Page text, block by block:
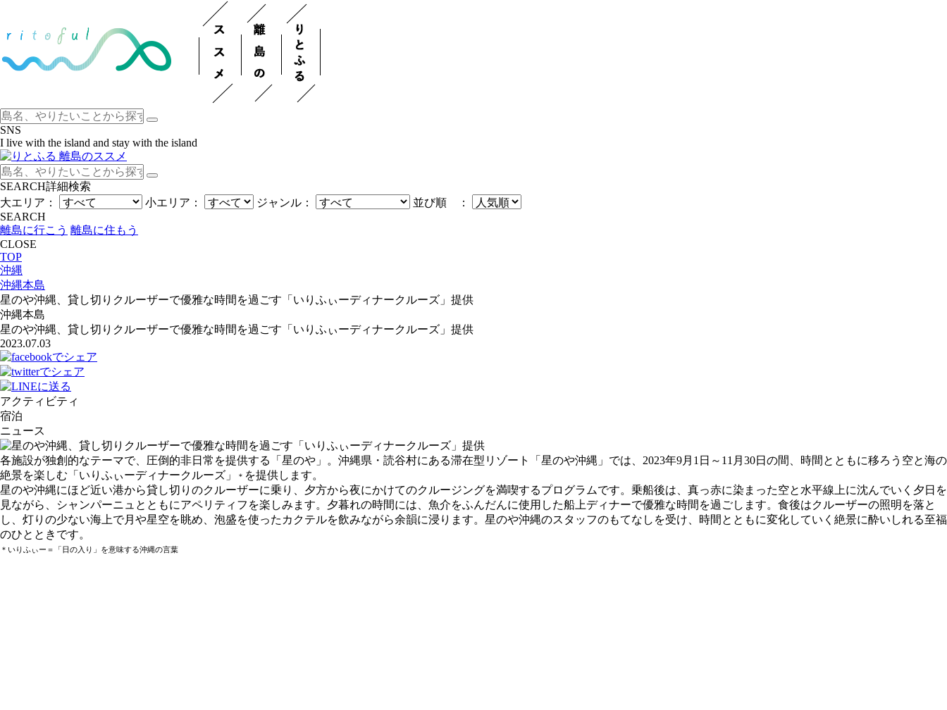
SNS
I live with the island and stay with the island
SEARCH詳細検索
大エリア：
小エリア： ジャンル：
並び順 ：
SEARCH
離島に行こう 離島に住もう
CLOSE
TOP
沖縄
沖縄本島
星のや沖縄、貸し切りクルーザーで優雅な時間を過ごす「いりふぃーディナークルーズ」提供
沖縄本島
星のや沖縄、貸し切りクルーザーで優雅な時間を過ごす「いりふぃーディナークルーズ」提供
2023.07.03
アクティビティ
宿泊
ニュース
各施設が独創的なテーマで、圧倒的非日常を提供する「星のや」。沖縄県・読谷村にある滞在型リゾート「星のや沖縄」では、2023年9月1日～11月30日の間、時間とともに移ろう空と海の
絶景を楽しむ「いりふぃーディナークルーズ」
＊ を提供します。
星のや沖縄にほど近い港から貸し切りのクルーザーに乗り、夕方から夜にかけてのクルージングを満喫するプログラムです。乗船後は、真っ赤に染まった空と水平線上に沈んでいく夕日を
見ながら、シャンパーニュとともにアペリティフを楽しみます。夕暮れの時間には、魚介をふんだんに使用した船上ディナーで優雅な時間を過ごします。食後はクルーザーの照明を落と
し、灯りの少ない海上で月や星空を眺め、泡盛を使ったカクテルを飲みながら余韻に浸ります。星のや沖縄のスタッフのもてなしを受け、時間とともに変化していく絶景に酔いしれる至福
のひとときです。
＊いりふぃー＝「日の入り」を意味する沖縄の言葉